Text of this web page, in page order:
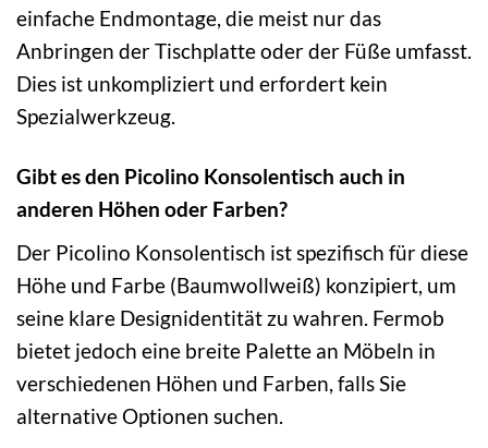
einfache Endmontage, die meist nur das
Anbringen der Tischplatte oder der Füße umfasst.
Dies ist unkompliziert und erfordert kein
Spezialwerkzeug.
Gibt es den Picolino Konsolentisch auch in
anderen Höhen oder Farben?
Der Picolino Konsolentisch ist spezifisch für diese
Höhe und Farbe (Baumwollweiß) konzipiert, um
seine klare Designidentität zu wahren. Fermob
bietet jedoch eine breite Palette an Möbeln in
verschiedenen Höhen und Farben, falls Sie
alternative Optionen suchen.